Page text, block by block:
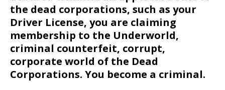
the dead corporations, such as your
Driver License, you are claiming
membership to the Underworld,
criminal counterfeit, corrupt,
corporate world of the Dead
Corporations. You become a criminal.